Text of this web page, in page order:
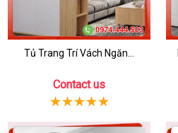
Tủ Trang Trí Vách Ngăn...
Contact us